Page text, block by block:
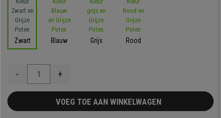
Zwart Blauw Grijs Rood
- +
VOEG TOE AAN WINKELWAGEN